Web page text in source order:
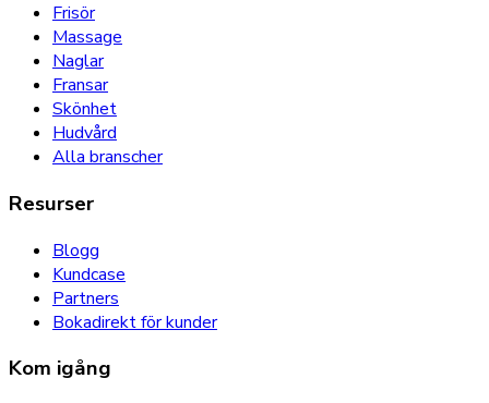
Frisör
Massage
Naglar
Fransar
Skönhet
Hudvård
Alla branscher
Resurser
Blogg
Kundcase
Partners
Bokadirekt för kunder
Kom igång